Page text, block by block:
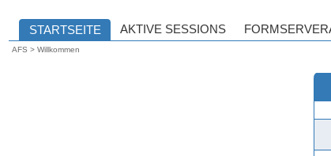
AFS > Willkommen